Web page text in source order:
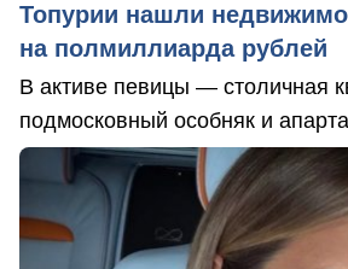
Топурии нашли
на полмиллиарда рублей
В активе певицы — столичная
подмосковный особняк и